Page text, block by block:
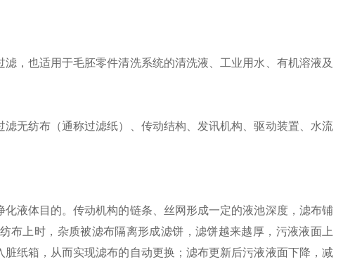
，也适用于毛胚零件清洗系统的清洗液、工业用水、有机溶液及
无纺布（通称过滤纸）、传动结构、发讯机构、驱动装置、水流
液体目的。传动机构的链条、丝网形成一定的液池深度，滤布铺
布上时，杂质被滤布隔离形成滤饼，滤饼越来越厚，污液液面上
纸箱，从而实现滤布的自动更换；滤布更新后污液液面下降，减